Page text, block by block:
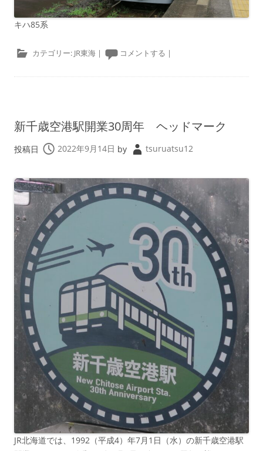
キハ85系
カテゴリー: JR東海 | コメントする |
新千歳空港駅開業30周年 ヘッドマーク
投稿日 2022年9月14日 by tsuruatsu12
JR北海道では、1992（平成4）年7月1日（水）の新千歳空港駅